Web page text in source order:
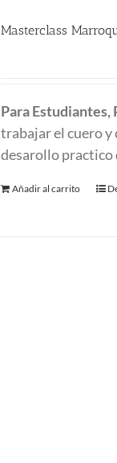
Masterclass
Para
trabajar el cuero y
desarollo practico
Añadir al carrito